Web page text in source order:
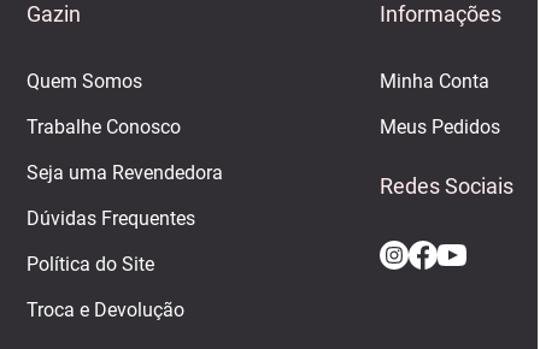
Gazin
Quem Somos
Trabalhe Conosco
Seja uma Revendedora
Dúvidas Frequentes
Política do Site
Troca e Devolução
Informações
Minha Conta
Meus Pedidos
Redes Sociais